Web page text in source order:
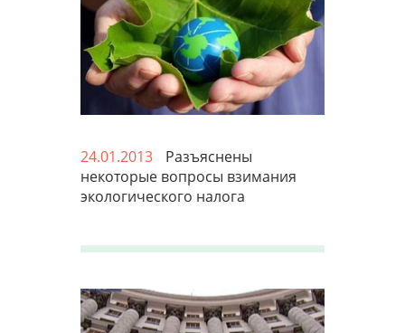
24.01.2013
Разъяснены
некоторые вопросы взимания
экологического налога